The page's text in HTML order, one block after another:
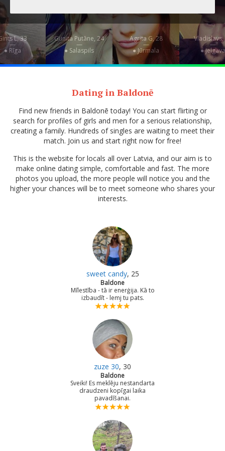
L, 33
—
● Rīga
Gunita Putāne, 24
—
● Salaspils
Agrita G, 28
—
● Jūrmala
Vladislavs,
—
● Jelgava
Dating in Baldonē
Find new friends in Baldonē today! You can start flirting or
search for profiles of girls and men for a serious relationship,
creating a family. Hundreds of singles are waiting to meet their
match. Join us and start right now for free!
This is the website for locals all over Latvia, and our aim is to
make online dating simple, comfortable and fast. The more
photos you upload, the more people will notice you and the
higher your chances will be to meet someone who shares your
interests.
sweet candy, 25
Baldone
Mīlestība - tā ir enerģija. Kā to
izbaudīt - lemj tu pats.
zuze 30, 30
Baldone
Sveiki! Es meklēju nestandarta
draudzeni kopīgai laika
pavadīšanai.